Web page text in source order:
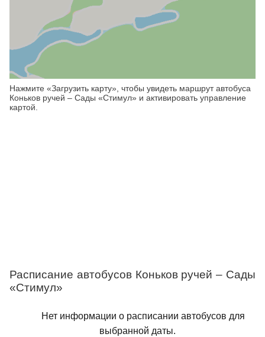
Нажмите «Загрузить карту», чтобы увидеть маршрут автобуса
Коньков ручей – Сады «Стимул» и активировать управление
картой.
Расписание автобусов Коньков ручей – Сады
«Стимул»
Нет информации о расписании автобусов для
выбранной даты.